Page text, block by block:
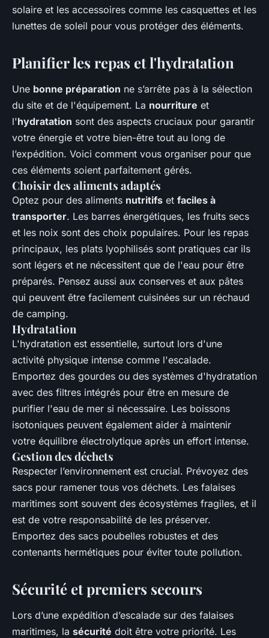
solaire et les accessoires comme les casquettes et les
lunettes de soleil pour vous protéger des éléments.
Planifier les repas et l'hydratation
Une bonne préparation ne s’arrête pas à la sélection
du site et de l'équipement. La nourriture et
l'hydratation sont des aspects cruciaux pour garantir
votre énergie et votre bien-être tout au long de
l’expédition. Voici comment vous organiser pour que
ces éléments soient parfaitement gérés.
Choisir des aliments adaptés
Optez pour des aliments nutritifs et faciles à
transporter. Les barres énergétiques, les fruits secs
et les noix sont des choix populaires. Pour les repas
principaux, les plats lyophilisés sont pratiques car ils
sont légers et ne nécessitent que de l'eau pour être
préparés. Pensez aussi aux conserves et aux pâtes
qui peuvent être facilement cuisinées sur un réchaud
de camping.
Hydratation
L'hydratation est essentielle, surtout lors d'une
activité physique intense comme l'escalade.
Emportez des gourdes ou des systèmes d'hydratation
avec des filtres intégrés pour être en mesure de
purifier l'eau de mer si nécessaire. Les boissons
isotoniques peuvent également aider à maintenir
votre équilibre électrolytique après un effort intense.
Gestion des déchets
Respecter l’environnement est crucial. Prévoyez des
sacs pour ramener tous vos déchets. Les falaises
maritimes sont souvent des écosystèmes fragiles, et il
est de votre responsabilité de les préserver.
Emportez des sacs poubelles robustes et des
contenants hermétiques pour éviter toute pollution.
Sécurité et premiers secours
Lors d’une expédition d’escalade sur des falaises
maritimes, la sécurité doit être votre priorité. Les